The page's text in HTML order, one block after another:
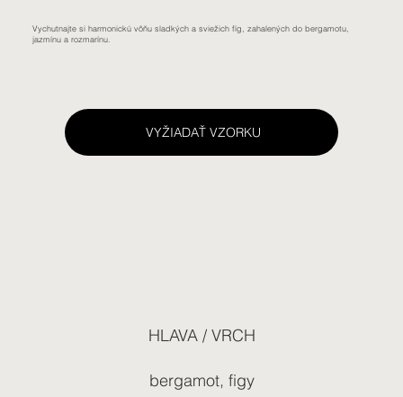
VYŽIADAŤ VZORKU
Vychutnajte si harmonickú vôňu sladkých a sviežich fíg, zahalených do bergamotu,
jazmínu a rozmarínu.
HLAVA / VRCH
bergamot, figy